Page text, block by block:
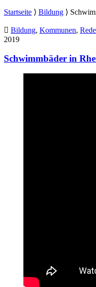
Startseite ⟩ Bildung ⟩
Bildung, Kommunen,
2019
Schwimmbäder in